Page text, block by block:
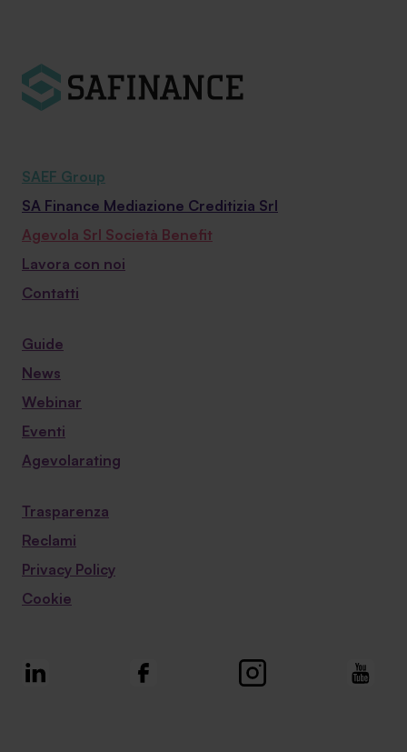
SAEF Group
SA Finance Mediazione Creditizia Srl
Agevola Srl Società Benefit
Lavora con noi
Contatti
Guide
News
Webinar
Eventi
Agevolarating
Trasparenza
Reclami
Privacy Policy
Cookie